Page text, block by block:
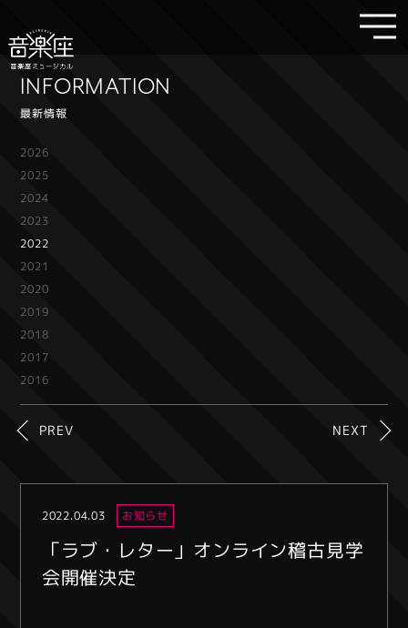
INFORMATION
最新情報
2026
2025
2024
2023
2022
2021
2020
2019
2018
2017
2016
PREV NEXT
2022.04.03 お知らせ
「ラブ・レター」オンライン稽古見学
会開催決定